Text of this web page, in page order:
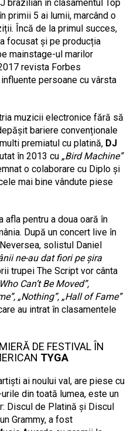
brazilian în clasamentul Top
primii 5 ai lumii, marcând o
Încă de la primul succes,
focusat și pe producția
mainstage-ul marilor
revista Forbes
persoane cu vârsta
muzicii electronice fără să
bariere convenționale
premiatul cu platină, DJ
în 2013 cu „Bird Machine”
o colaborare cu Diplo și
mai bine vândute piese
afla pentru a doua oară în
După un concert live în
solistul Daniel
ne-au dat fiori pe şira
trupei The Script vor cânta
Can’t Be Moved”,
„Nothing”, „Hall of Fame”
au intrat în clasamentele
DE FESTIVAL ÎN
TYGA
ai noului val, are piese cu
din toată lumea, este un
Discul de Platină și Discul
Grammy, a fost